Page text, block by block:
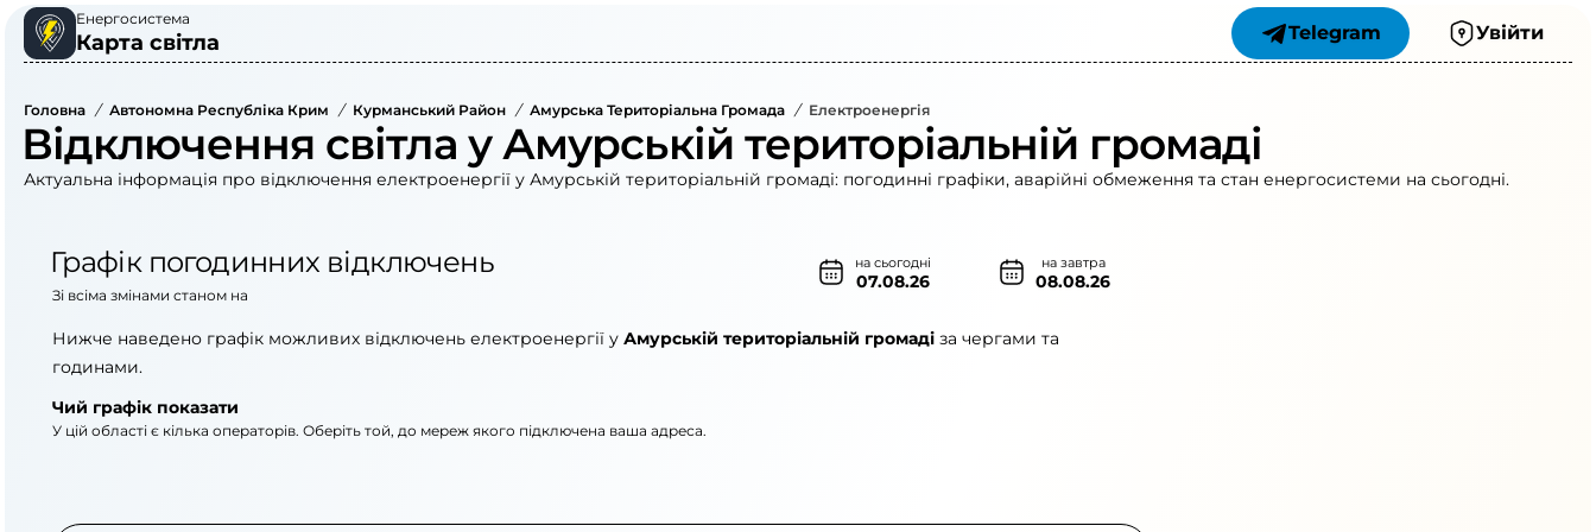
Енергосистема
Карта світла Telegram Увійти
Головна / Автономна Республіка Крим / Курманський Район / Амурська Територіальна Громада / Електроенергія
Відключення світла у Амурській територіальній громаді
Актуальна інформація про відключення електроенергії у Амурській територіальній громаді: погодинні графіки, аварійні обмеження та стан енергосистеми на сьогодні.
Графік погодинних відключень на сьогодні
07.08.26
на завтра
08.08.26
Зі всіма змінами станом на
Нижче наведено графік можливих відключень електроенергії у Амурській територіальній громаді за чергами та
годинами.
Чий графік показати
У цій області є кілька операторів. Оберіть той, до мереж якого підключена ваша адреса.